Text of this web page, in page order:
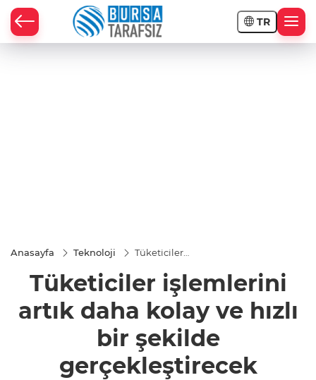
TR
Anasayfa Teknoloji
Tüketiciler
daha kolay ve
hızlı bir şekilde
gerçekleştirecek
Tüketiciler işlemlerini
artık daha kolay ve hızlı
bir şekilde
gerçekleştirecek